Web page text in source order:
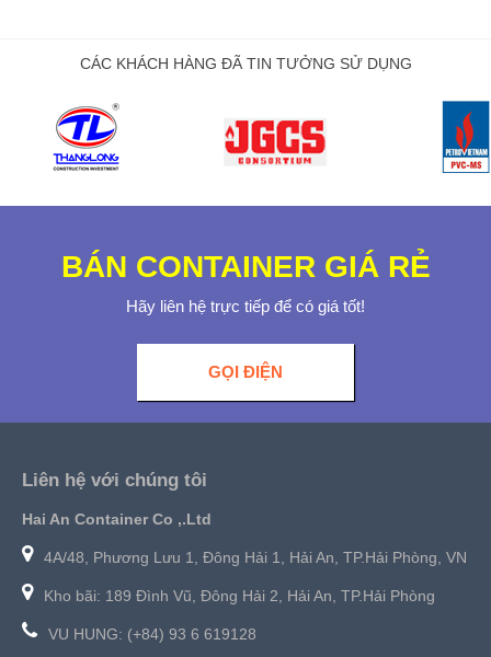
CÁC KHÁCH HÀNG ĐÃ TIN TƯỞNG SỬ DỤNG
GỌI ĐIỆN
BÁN CONTAINER GIÁ RẺ
Hãy liên hệ trực tiếp để có giá tốt!
Liên hệ với chúng tôi
Hai An Container Co ,.Ltd
4A/48, Phương Lưu 1, Đông Hải 1, Hải An, TP.Hải Phòng, VN
Kho bãi: 189 Đình Vũ, Đông Hải 2, Hải An, TP.Hải Phòng
VU HUNG: (+84) 93 6 619128